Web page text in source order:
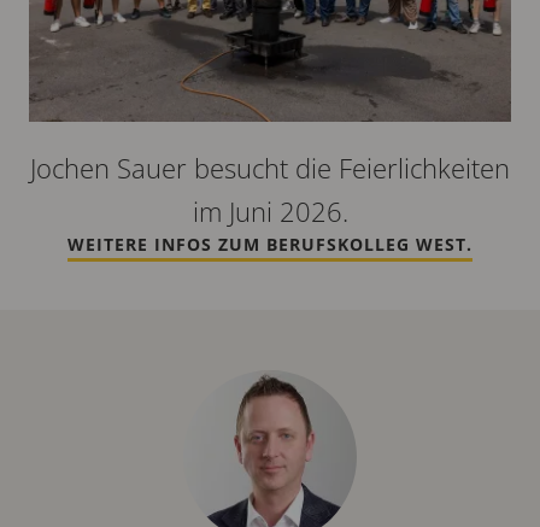
Jochen Sauer besucht die Feierlichkeiten
im Juni 2026.
WEITERE INFOS ZUM BERUFSKOLLEG WEST.